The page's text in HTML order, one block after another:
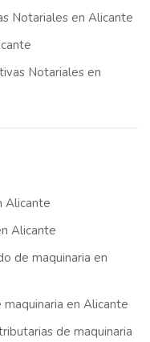
Notariales en Alicante
Notariales en
Alicante
Alicante
de maquinaria en
en Alicante
de maquinaria